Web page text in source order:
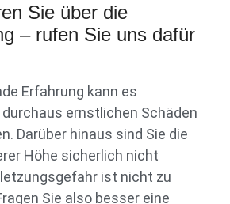
Sie über die
– rufen Sie uns dafür
Erfahrung kann es
ernstlichen Schäden
Darüber hinaus sind Sie die
Höhe sicherlich nicht
ist nicht zu
Sie also besser eine